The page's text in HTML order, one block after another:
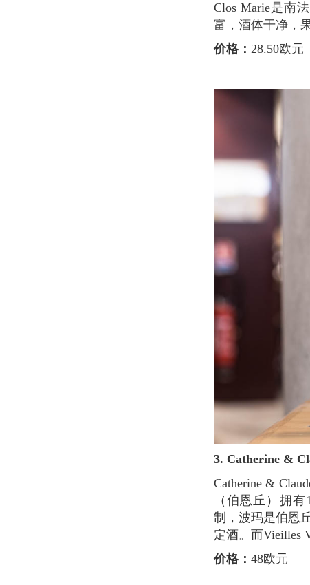
Clos Marie是南法最好的酒庄之一，完全用生物动力酿造。这款Pic Saint-Loup口味层次丰
富，酒体干净，
价格： 28.50欧元
3. Catherine &
Catherine & Claude Maréchal酒庄成立于1981年，由Maréchal夫妇经营，在著名的Baune酒区
（伯恩丘）拥
制，波玛是伯恩
定酒。而Vieilles
价格： 48欧元